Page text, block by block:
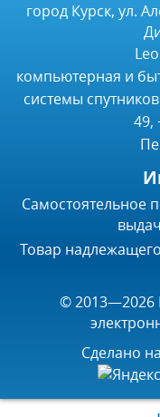
город Курск, ул.
компьютерная и
системы
49,
Самостоятельное
Товар
© 2013—2026
Сделано